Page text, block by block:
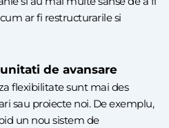
ar fi restructurarile si
de avansare
flexibilitate sunt mai des
sau proiecte noi. De exemplu,
un nou sistem de